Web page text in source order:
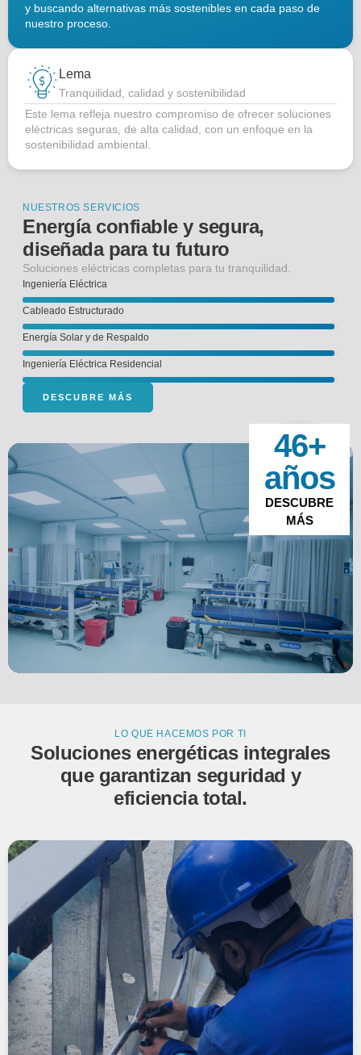
y buscando alternativas más sostenibles en cada paso de
nuestro proceso.
Lema
Tranquilidad, calidad y sostenibilidad
Este lema refleja nuestro compromiso de ofrecer soluciones
eléctricas seguras, de alta calidad, con un enfoque en la
sostenibilidad ambiental.
NUESTROS SERVICIOS
Energía confiable y segura,
diseñada para tu futuro
Soluciones eléctricas completas para tu tranquilidad.
Ingeniería Eléctrica
Cableado Estructurado
Energía Solar y de Respaldo
Ingeniería Eléctrica Residencial
DESCUBRE MÁS
46+
años
DESCUBRE
MÁS
LO QUE HACEMOS POR TI
Soluciones energéticas integrales
que garantizan seguridad y
eficiencia total.